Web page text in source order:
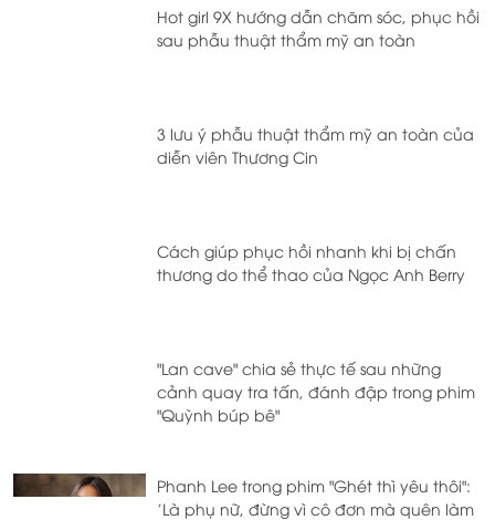
Hot girl 9X hướng dẫn chăm sóc, phục hồi
sau phẫu thuật thẩm mỹ an toàn
3 lưu ý phẫu thuật thẩm mỹ an toàn của
diễn viên Thương Cin
Cách giúp phục hồi nhanh khi bị chấn
thương do thể thao của Ngọc Anh Berry
"Lan cave" chia sẻ thực tế sau những
cảnh quay tra tấn, đánh đập trong phim
"Quỳnh búp bê"
Phanh Lee trong phim "Ghét thì yêu thôi":
'Là phụ nữ, đừng vì cô đơn mà quên làm